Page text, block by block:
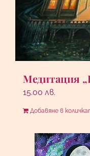
Медитация
15.00 лв.
Добавяне в